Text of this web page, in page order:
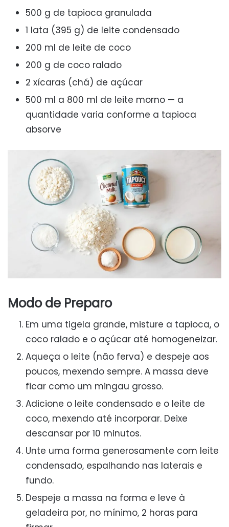
500 g de tapioca granulada
1 lata (395 g) de leite condensado
200 ml de leite de coco
200 g de coco ralado
2 xícaras (chá) de açúcar
500 ml a 800 ml de leite morno — a
quantidade varia conforme a tapioca
absorve
Modo de Preparo
Em uma tigela grande, misture a tapioca, o
coco ralado e o açúcar até homogeneizar.
Aqueça o leite (não ferva) e despeje aos
poucos, mexendo sempre. A massa deve
ficar como um mingau grosso.
Adicione o leite condensado e o leite de
coco, mexendo até incorporar. Deixe
descansar por 10 minutos.
Unte uma forma generosamente com leite
condensado, espalhando nas laterais e
fundo.
Despeje a massa na forma e leve à
geladeira por, no mínimo, 2 horas para